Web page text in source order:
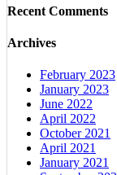
Recent Comments
Archives
February 2023
January 2023
June 2022
April 2022
October 2021
April 2021
January 2021